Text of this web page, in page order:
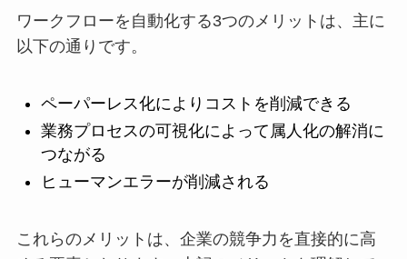
ワークフローを自動化する3つのメリットは、主に
以下の通りです。
ペーパーレス化によりコストを削減できる
業務プロセスの可視化によって属人化の解消に
つながる
ヒューマンエラーが削減される
これらのメリットは、企業の競争力を直接的に高